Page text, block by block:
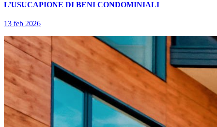
L’USUCAPIONE DI BENI CONDOMINIALI
13 feb 2026